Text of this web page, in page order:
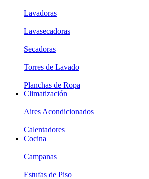
Lavadoras
Lavasecadoras
Secadoras
Torres de Lavado
Planchas de Ropa
Climatización
Aires Acondicionados
Calentadores
Cocina
Campanas
Estufas de Piso